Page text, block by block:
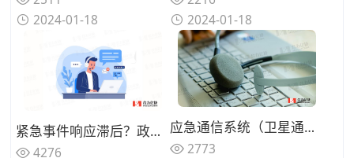
2024-01-18
2024-01-18
紧急事件响应滞后？政务热线智能预警与应急指挥方案如何搭建？
4276
应急通信系统（卫星通信、集群通信、短波无线电台）
2773